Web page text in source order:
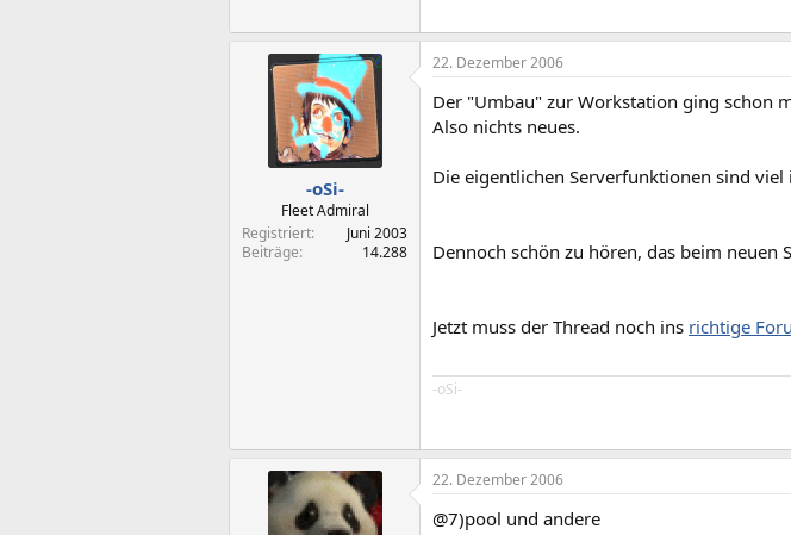
-oSi-
Fleet Admiral
Registriert
Juni 2003
Beiträge
14.288
22. Dezember 2006
Der "Umbau" zur Workstation ging schon
Also nichts neues.
Die eigentlichen Serverfunktionen sind viel
Dennoch schön zu hören, das beim neuen
Jetzt muss der Thread noch ins richtige
-oSi-
22. Dezember 2006
@7)pool und andere